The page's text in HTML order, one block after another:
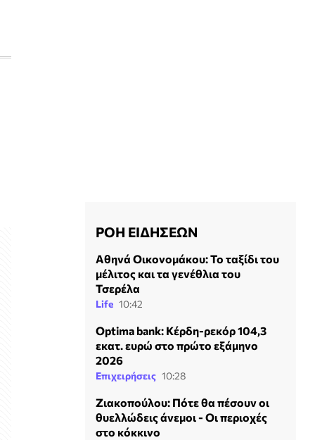
ΡΟΗ ΕΙΔΗΣΕΩΝ
Αθηνά Οικονομάκου: Το ταξίδι του
μέλιτος και τα γενέθλια του
Τσερέλα
Life 10:42
Optima bank: Κέρδη-ρεκόρ 104,3
εκατ. ευρώ στο πρώτο εξάμηνο
2026
Επιχειρήσεις 10:28
Ζιακοπούλου: Πότε θα πέσουν οι
θυελλώδεις άνεμοι - Οι περιοχές
στο κόκκινο